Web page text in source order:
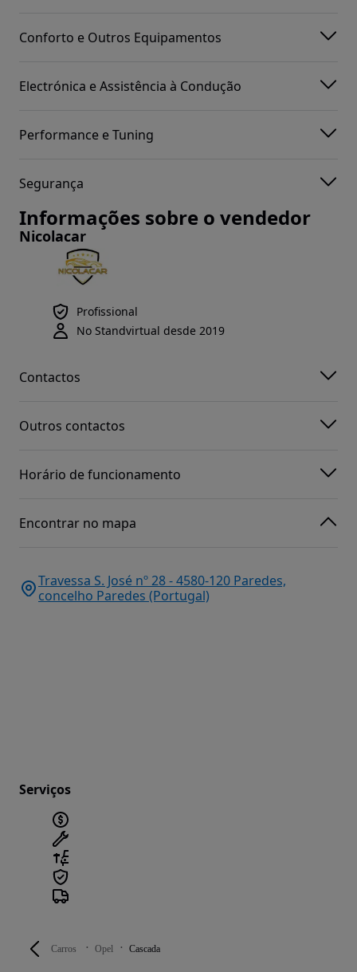
Carros Opel Cascada
Conforto e Outros Equipamentos
Electrónica e Assistência à Condução
Performance e Tuning
Segurança
Informações sobre o vendedor
Nicolacar
Profissional
No Standvirtual desde 2019
Contactos
Outros contactos
Horário de funcionamento
Encontrar no mapa
Travessa S. José nº 28 - 4580-120 Paredes,
concelho Paredes (Portugal)
Serviços